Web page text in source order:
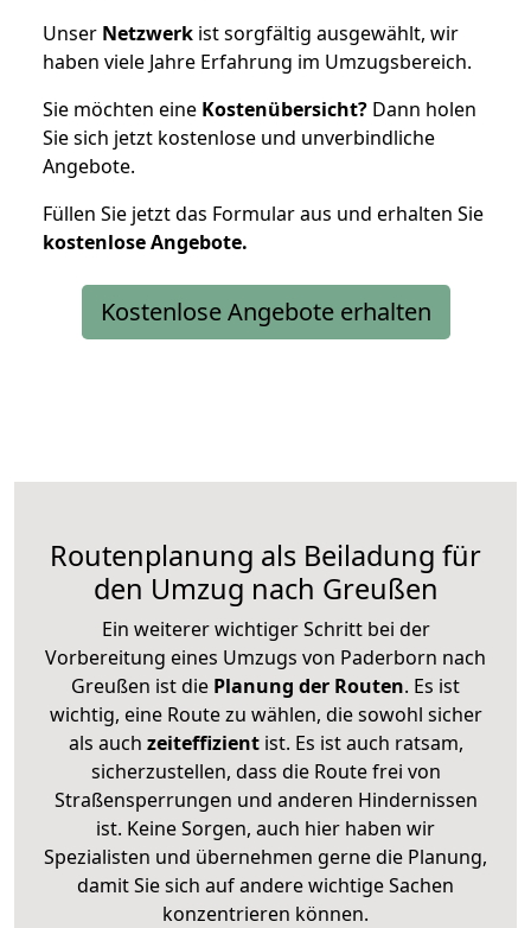
Unser Netzwerk ist sorgfältig ausgewählt, wir
haben viele Jahre Erfahrung im Umzugsbereich.
Sie möchten eine Kostenübersicht? Dann holen
Sie sich jetzt kostenlose und unverbindliche
Angebote.
Füllen Sie jetzt das Formular aus und erhalten Sie
kostenloseAngebote.
Kostenlose Angebote erhalten
Routenplanung als Beiladung für
den Umzug nach Greußen
Ein weiterer wichtiger Schritt bei der
Vorbereitung eines Umzugs von Paderborn nach
Greußen ist die Planung der Routen. Es ist
wichtig, eine Route zu wählen, die sowohl sicher
als auch zeiteffizientist. Es ist auch ratsam,
sicherzustellen, dass die Route frei von
Straßensperrungen und anderen Hindernissen
ist. Keine Sorgen, auch hier haben wir
Spezialisten und übernehmen gerne die Planung,
damit Sie sich auf andere wichtige Sachen
konzentrieren können.